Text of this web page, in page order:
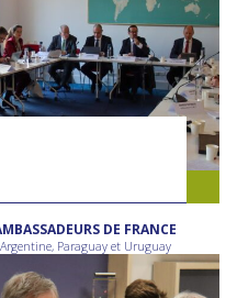
DE FRANCE
Paraguay et Uruguay